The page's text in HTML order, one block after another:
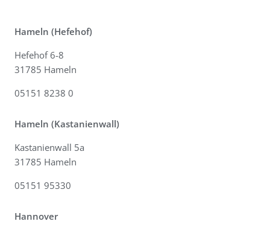
Hameln (Hefehof)
Hefehof 6-8
31785 Hameln
05151 8238 0
Hameln (Kastanienwall)
Kastanienwall 5a
31785 Hameln
05151 95330
Hannover